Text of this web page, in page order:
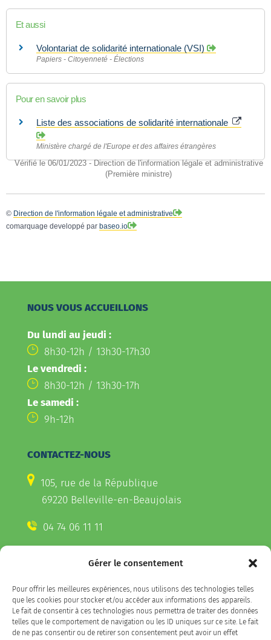
Gérer le consentement
Pour offrir les meilleures expériences, nous utilisons des technologies telles
que les cookies pour stocker et/ou accéder aux informations des appareils.
Le fait de consentir à ces technologies nous permettra de traiter des données
telles que le comportement de navigation ou les ID uniques sur ce site. Le fait
de ne pas consentir ou de retirer son consentement peut avoir un effet
Vérifié le 06/01/2023 - Direction de l'information légale et administrative
(Première ministre)
Et aussi
Volontariat de solidarité internationale (VSI)
Papiers - Citoyenneté - Élections
Pour en savoir plus
Liste des associations de solidarité internationale
Ministère chargé de l'Europe et des affaires étrangères
© Direction de l'information légale et administrative
comarquage developpé par baseo.io
NOUS VOUS ACCUEILLONS
Du lundi au jeudi :
8h30-12h / 13h30-17h30
Le vendredi :
8h30-12h / 13h30-17h
Le samedi :
9h-12h
CONTACTEZ-NOUS
105, rue de la République
69220 Belleville-en-Beaujolais
04 74 06 11 11
CONTACTEZ-NOUS
Télécharger l'appli Belleville
sur votre smartphone